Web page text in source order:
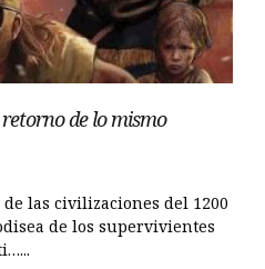
de lo mismo
las civilizaciones del 1200
de los supervivientes